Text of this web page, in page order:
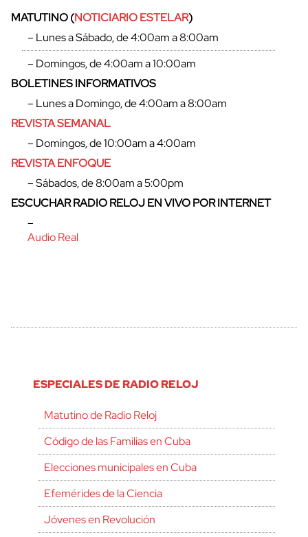
MATUTINO (NOTICIARIO ESTELAR)
– Lunes a Sábado, de 4:00am a 8:00am
– Domingos, de 4:00am a 10:00am
BOLETINES INFORMATIVOS
– Lunes a Domingo, de 4:00am a 8:00am
REVISTA SEMANAL
– Domingos, de 10:00am a 4:00am
REVISTA ENFOQUE
– Sábados, de 8:00am a 5:00pm
ESCUCHAR RADIO RELOJ EN VIVO POR INTERNET
–
Audio Real
ESPECIALES DE RADIO RELOJ
Matutino de Radio Reloj
Código de las Familias en Cuba
Elecciones municipales en Cuba
Efemérides de la Ciencia
Jóvenes en Revolución